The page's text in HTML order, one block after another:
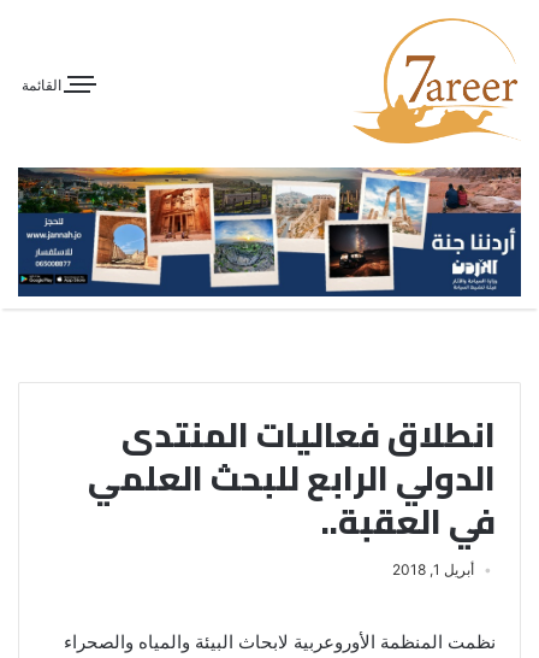
القائمة
انطلاق فعاليات المنتدى
الدولي الرابع للبحث العلمي
في العقبة..
أبريل 1, 2018
نظمت المنظمة الأوروعربية لابحاث البيئة والمياه والصحراء